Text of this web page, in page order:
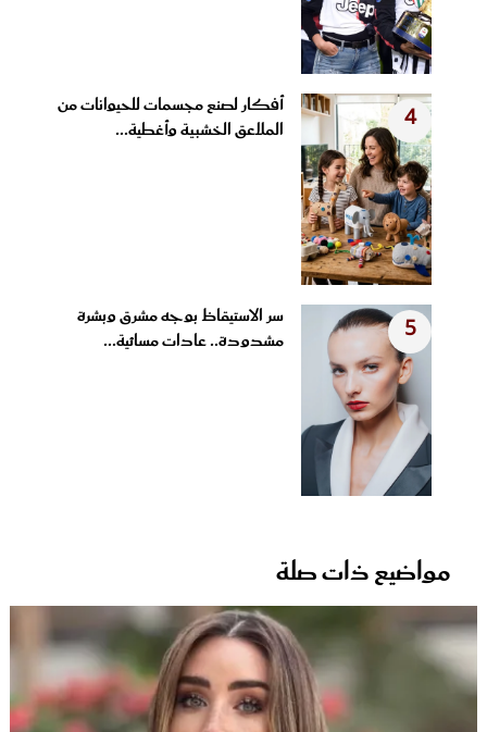
4
أفكار لصنع مجسمات للحيوانات من
الملاعق الخشبية وأغطية...
5
سر الاستيقاظ بوجه مشرق وبشرة
مشدودة.. عادات مسائية...
مواضيع ذات صلة